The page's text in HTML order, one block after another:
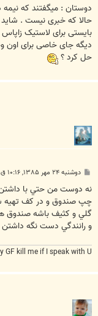
ت
دوستان : میگفتند که نیمه
حالا که خبری نیست . شاید
دیگه جای خاصی برای اون
حل کرد ؟
ت
دوشنبه ۲۴ مهر ۱۳۸۵, ۱۰:۱۶ ق.ظ
چپ صندوق و در كف تهيه
گلي و كثيف باشه صندوق
و رانندگي دست نگه داشتن
GF kill me if I speak with U